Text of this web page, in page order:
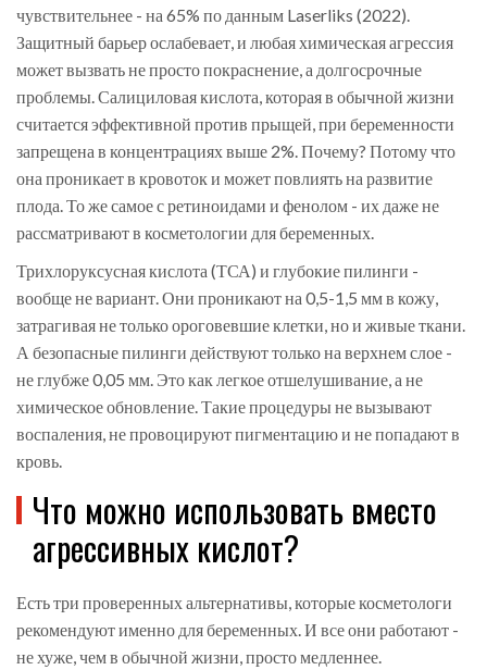
чувствительнее - на 65% по данным Laserliks (2022).
Защитный барьер ослабевает, и любая химическая агрессия
может вызвать не просто покраснение, а долгосрочные
проблемы. Салициловая кислота, которая в обычной жизни
считается эффективной против прыщей, при беременности
запрещена в концентрациях выше 2%. Почему? Потому что
она проникает в кровоток и может повлиять на развитие
плода. То же самое с ретиноидами и фенолом - их даже не
рассматривают в косметологии для беременных.
Трихлоруксусная кислота (ТСА) и глубокие пилинги -
вообще не вариант. Они проникают на 0,5-1,5 мм в кожу,
затрагивая не только ороговевшие клетки, но и живые ткани.
А безопасные пилинги действуют только на верхнем слое -
не глубже 0,05 мм. Это как легкое отшелушивание, а не
химическое обновление. Такие процедуры не вызывают
воспаления, не провоцируют пигментацию и не попадают в
кровь.
Что можно использовать вместо
агрессивных кислот?
Есть три проверенных альтернативы, которые косметологи
рекомендуют именно для беременных. И все они работают -
не хуже, чем в обычной жизни, просто медленнее.